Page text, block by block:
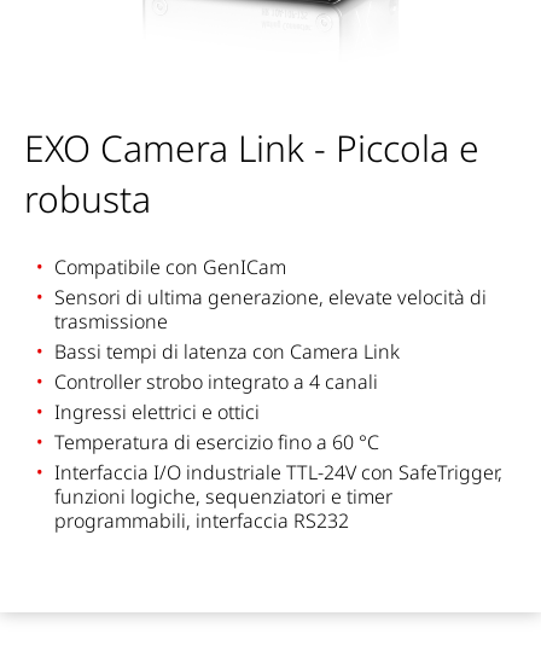
EXO Camera Link - Piccola e
robusta
Compatibile con GenICam
Sensori di ultima generazione, elevate velocità di
trasmissione
Bassi tempi di latenza con Camera Link
Controller strobo integrato a 4 canali
Ingressi elettrici e ottici
Temperatura di esercizio fino a 60 °C
Interfaccia I/O industriale TTL-24V con SafeTrigger,
funzioni logiche, sequenziatori e timer
programmabili, interfaccia RS232